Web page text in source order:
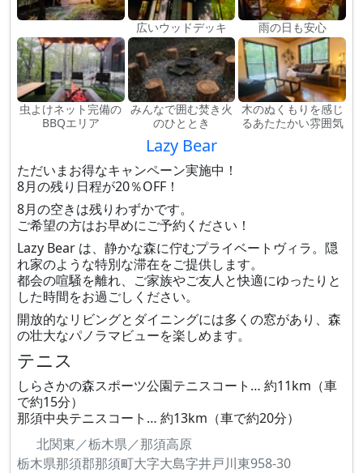
広いウッドデッキ 雨の日も安心
虫よけネット完備の
BBQエリア
みんなで囲む焚き火
のひととき
木のぬくもりを感じ
るあたたかい雰囲気
Lazy Bear
ただいまお得なキャンペーン実施中！
8月の残り日程が20％OFF！
8月の空きは残りわずかです。
ご希望の方はお早めにご予約ください！
Lazy Bear は、静かな森に佇むプライベートヴィラ。隠
れ家のような特別な滞在をご提供します。
都会の喧騒を離れ、ご家族やご友人と快適にゆったりと
した時間をお過ごしください。
開放的なリビングとダイニングには多くの窓があり、森
の壮大なパノラマビューを楽しめます。
テニス
しらさかの森スポーツ公園テニスコート… 約11km（車
で約15分）
那須中央テニスコート… 約13km（車で約20分）
北関東／栃木県／那須高原
栃木県那須郡那須町大字大島字井戸川東958-30